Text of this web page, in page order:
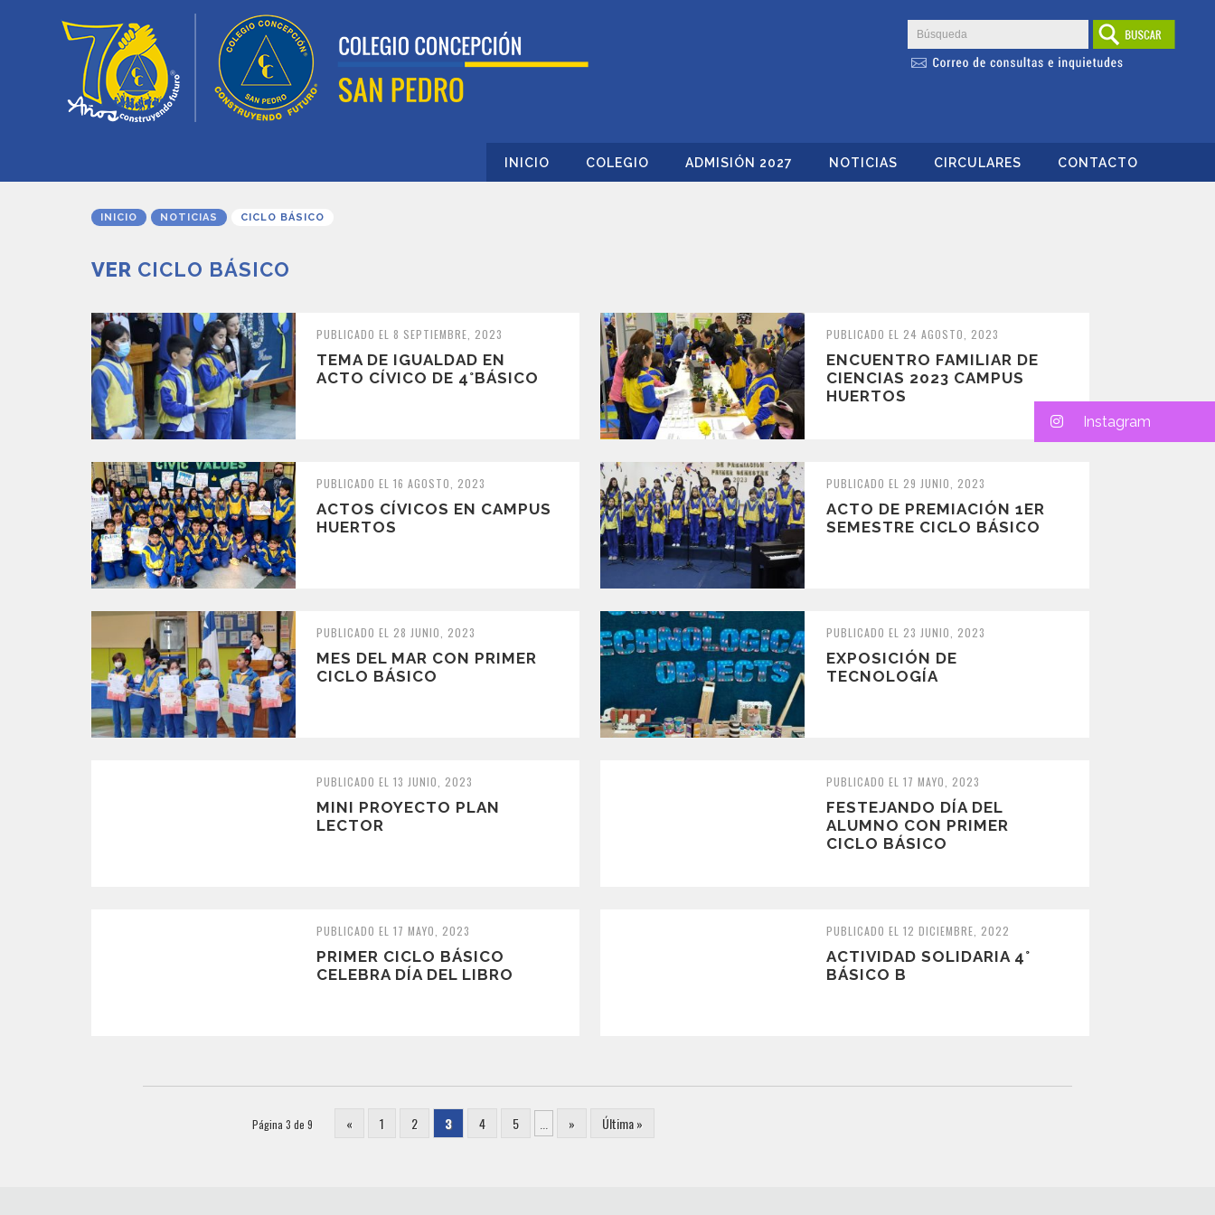
INICIO COLEGIO ADMISIÓN 2027 NOTICIAS CIRCULARES CONTACTO
INICIO NOTICIAS CICLO BÁSICO
VER CICLO BÁSICO
PUBLICADO EL 8 SEPTIEMBRE, 2023
TEMA DE IGUALDAD EN
ACTO CÍVICO DE 4°BÁSICO
PUBLICADO EL 24 AGOSTO, 2023
ENCUENTRO FAMILIAR DE
CIENCIAS 2023 CAMPUS
HUERTOS
PUBLICADO EL 16 AGOSTO, 2023
ACTOS CÍVICOS EN CAMPUS
HUERTOS
PUBLICADO EL 29 JUNIO, 2023
ACTO DE PREMIACIÓN 1ER
SEMESTRE CICLO BÁSICO
PUBLICADO EL 28 JUNIO, 2023
MES DEL MAR CON PRIMER
CICLO BÁSICO
PUBLICADO EL 23 JUNIO, 2023
EXPOSICIÓN DE
TECNOLOGÍA
PUBLICADO EL 13 JUNIO, 2023
MINI PROYECTO PLAN
LECTOR
PUBLICADO EL 17 MAYO, 2023
FESTEJANDO DÍA DEL
ALUMNO CON PRIMER
CICLO BÁSICO
PUBLICADO EL 17 MAYO, 2023
PRIMER CICLO BÁSICO
CELEBRA DÍA DEL LIBRO
PUBLICADO EL 12 DICIEMBRE, 2022
ACTIVIDAD SOLIDARIA 4°
BÁSICO B
Página 3 de 9 « 1 2 3 4 5 » Última »
Instagram